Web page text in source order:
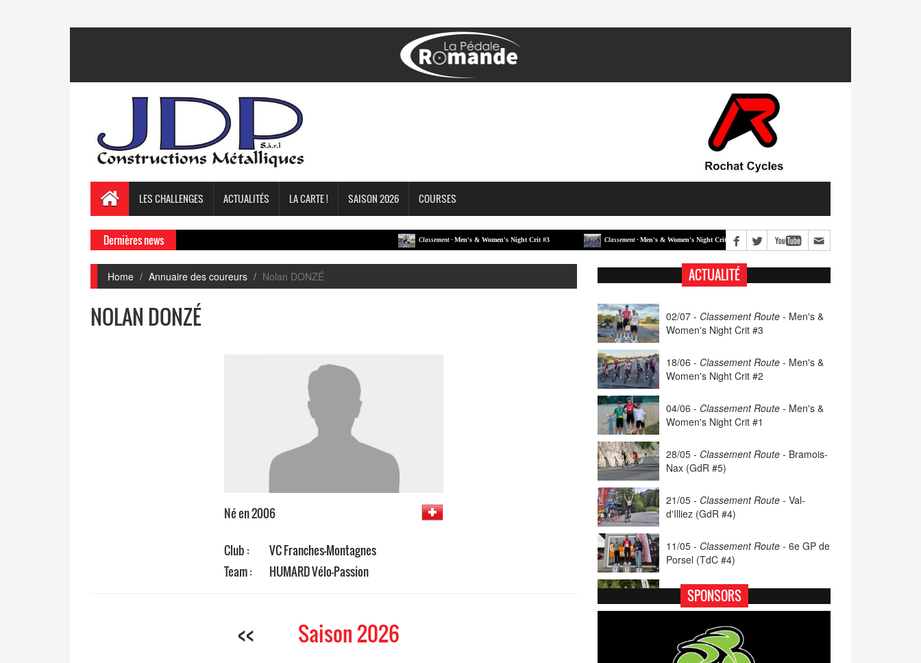
LES CHALLENGES ACTUALITÉS LA CARTE ! SAISON 2026 COURSES
Dernières news Classement -Men's & Women's Night Crit #3 Classement -Men's & Women's Night Crit #2 Classement - Men's & Women's Night Crit #1
Home Annuaire des coureurs Nolan DONZÉ
NOLAN DONZÉ
Né en 2006
Club :
VC Franches-Montagnes
Team :
HUMARD Vélo-Passion
<< Saison 2026
ACTUALITÉ
02/07 - Classement Route - Men's &
Women's Night Crit #3
18/06 - Classement Route - Men's &
Women's Night Crit #2
04/06 - Classement Route - Men's &
Women's Night Crit #1
28/05 - Classement Route - Bramois-
Nax (GdR #5)
21/05 - Classement Route - Val-
d'Illiez (GdR #4)
11/05 - Classement Route - 6e GP de
Porsel (TdC #4)
07/05 -Classement Route -Blonay-
Les Pléiades (GdR #3)
23/04 -Classement Route -
- Moléson (TdC #3)
SPONSORS